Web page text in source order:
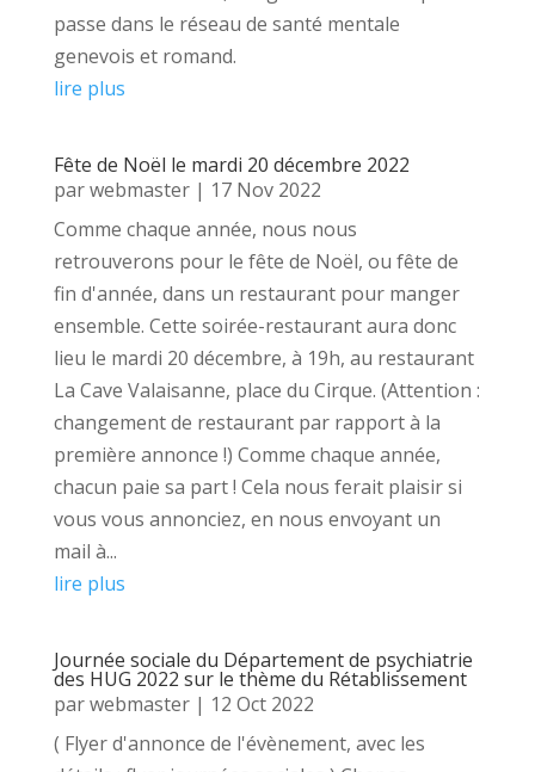
passe dans le réseau de santé mentale
genevois et romand.
lire plus
Fête de Noël le mardi 20 décembre 2022
parwebmaster| 17 Nov 2022
Comme chaque année, nous nous
retrouverons pour le fête de Noël, ou fête de
fin d'année, dans un restaurant pour manger
ensemble. Cette soirée-restaurant aura donc
lieu le mardi 20 décembre, à 19h, au restaurant
La Cave Valaisanne, place du Cirque. (Attention :
changement de restaurant par rapport à la
première annonce !) Comme chaque année,
chacun paie sa part ! Cela nous ferait plaisir si
vous vous annonciez, en nous envoyant un
mail à...
lire plus
Journée sociale du Département de psychiatrie
des HUG 2022 sur le thème du Rétablissement
parwebmaster| 12 Oct 2022
( Flyer d'annonce de l'évènement, avec les